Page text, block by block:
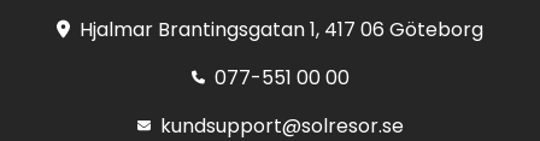
Hjalmar Brantingsgatan 1, 417 06 Göteborg
077-551 00 00
kundsupport@solresor.se